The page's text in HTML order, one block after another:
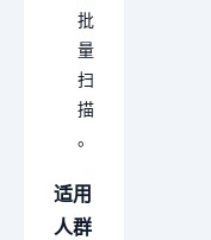
批
量
扫
描
。
适用
人群